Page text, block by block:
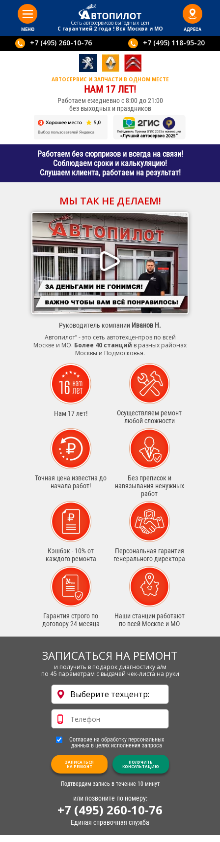
МЕНЮ
Сеть автосервисов выгодныx цен
С гарантией 2 года ! Вся Москва и МО
АДРЕСА
+7 (495) 260-10-76 +7 (495) 118-95-20
АВТОСЕРВИС И ЗАПЧАСТИ В ОДНОМ МЕСТЕ
НАМ 17 ЛЕТ!
Работаем ежедневно с 8:00 до 21:00
без выходных и праздников
Работаем без сюрпризов и всегда на связи!
Соблюдаем сроки и калькуляцию!
Слушаем клиента, работаем на результат!
МЫ ТАК НЕ ДЕЛАЕМ!
Руководитель компании Иванов Н.
Автопилот” - это сеть автотехцентров по всей
Москве и МО. Более 40 станций в разных районах
Москвы и Подмосковья.
Нам 17 лет!
Осуществляем ремонт
любой сложности
Точная цена известна до
начала работ!
Без преписок и
навязывания ненужных
работ
Кэшбэк - 10% от
каждого ремонта
Персональная гарантия
генерального директора
Гарантия строго по
договору 24 месяца
Наши станции работают
по всей Москве и МО
ЗАПИСАТЬСЯ НА РЕМОНТ
и получить в подарок диагностику а/м
по 45 параметрам с выдачей чек-листа на руки
Согласие на обработку персональных
данных в целях исполнения запроса
ЗАПИСАТЬСЯ
НА РЕМОНТ
ПОЛУЧИТЬ
КОНСУЛЬТАЦИЮ
Подтвердим запись в течение 10 минут
или позвоните по номеру:
+7 (495) 260-10-76
Единая справочная служба